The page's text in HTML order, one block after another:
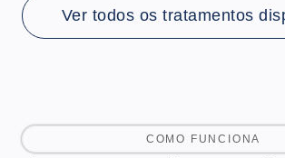
Ver todos os tratamentos
COMO FUNCIONA